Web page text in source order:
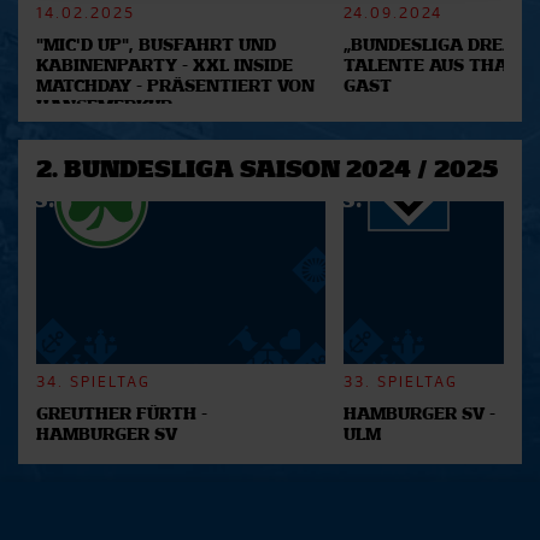
Abschnitt Einzelheiten
Wir verwenden Cookies, um Inhalte und Anzeigen zu
personalisieren, Funktionen für soziale Medien anbieten
analysieren. Außerdem geben wir Informationen zu Ihrer
soziale Medien, Werbung und Analysen weiter. Unsere
Partner führen diese Informationen möglicherweise mit
14.02.2025
"MIC'D UP", BUSFAHRT UND
KABINENPARTY - XXL INSIDE
MATCHDAY - PRÄSENTIERT VON
HANSEMERKUR
24.09.2024
„BUNDESLIGA DREAM
TALENTE AUS
GAST
2. BUNDESLIGA SAISON 2024 / 2025
34. SPIELTAG
GREUTHER FÜRTH -
HAMBURGER SV
33. SPIELTAG
HAMBURGER SV -
ULM